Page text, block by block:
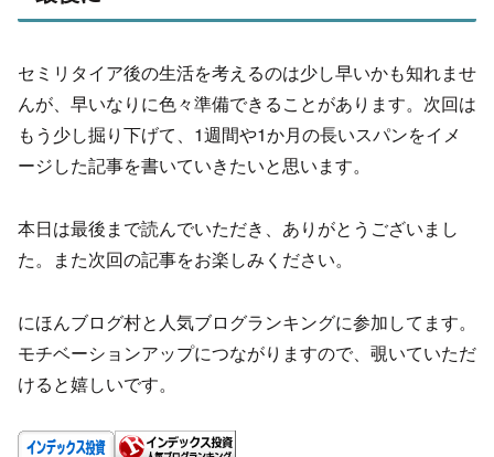
セミリタイア後の生活を考えるのは少し早いかも知れませ
んが、早いなりに色々準備できることがあります。次回は
もう少し掘り下げて、1週間や1か月の長いスパンをイメ
ージした記事を書いていきたいと思います。
本日は最後まで読んでいただき、ありがとうございまし
た。また次回の記事をお楽しみください。
にほんブログ村と人気ブログランキングに参加してます。
モチベーションアップにつながりますので、覗いていただ
けると嬉しいです。